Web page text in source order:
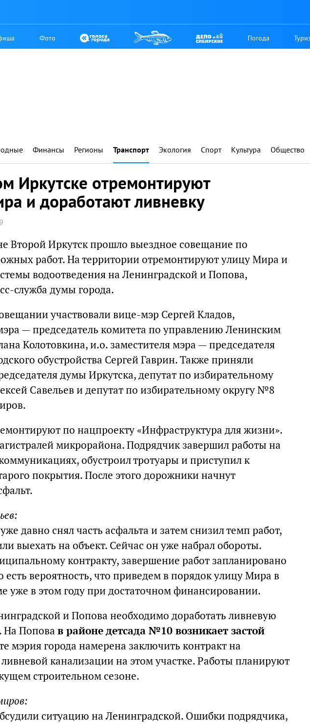
Фото Погода
Финансы Регионы Транспорт Экология Спорт Культура Общество
Иркутске отремонтируют
и доработают ливневку
Второй Иркутск прошло выездное совещание по
работ. На территории отремонтируют улицу Мира и
водоотведения на Ленинградской и Попова,
служба думы города.
участвовали вице-мэр Сергей Кладов,
— председатель комитета по управлению Ленинским
Колотовкина, и.о. заместителя мэра — председателя
обустройства Сергей Гаврин. Также приняли
думы Иркутска, депутат по избирательному
Савельев и депутат по избирательному округу №8
по нацпроекту «Инфраструктура для жизни».
микрорайона. Подрядчик завершил работы на
обустроил тротуары и приступил к
покрытия. После этого дорожники начнут
давно снял часть асфальта и затем снизил темп работ,
выехать на объект. Сейчас он уже набрал обороты.
контракту, завершение работ запланировано
есть вероятность, что приведем в порядок улицу Мира в
уже в этом году при достаточном финансировании.
и Попова необходимо доработать ливневую
На Попова в районе детсада №10 возникает застой
мэрия города намерена заключить контракт на
ливневой канализации на этом участке. Работы планируют
строительном сезоне.
ситуацию на Ленинградской. Ошибки подрядчика,